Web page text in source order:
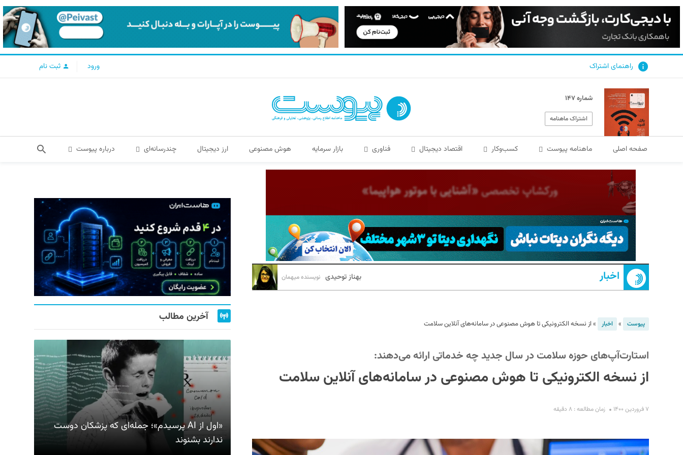
راهنمای اشتراک ورود ثبت نام
شماره ۱۴۷
اشتراک ماهنامه
صفحه اصلی ماهنامه پیوست کسب‌و‌کار اقتصاد دیجیتال فناوری بازار سرمایه هوش مصنوعی ارز دیجیتال چندرسانه‌ای درباره پیوست
اخبار بهناز توحیدی نویسنده میهمان
پیوست » اخبار » از نسخه الکترونیکی تا هوش مصنوعی در سامانه‌های آنلاین سلامت
استارت‌آپ‌های حوزه سلامت در سال جدید چه خدماتی ارائه می‌دهند:
از نسخه الکترونیکی تا هوش مصنوعی در سامانه‌های آنلاین سلامت
۷ فروردین ۱۴۰۰ زمان مطالعه : ۸ دقیقه
آخرین مطالب
«اول از AI پرسیدم»؛ جمله‌ای که پزشکان دوست
ندارند بشنوند